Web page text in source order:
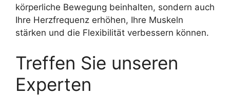
körperliche Bewegung beinhalten, sondern auch
Ihre Herzfrequenz erhöhen, Ihre Muskeln
stärken und die Flexibilität verbessern können.
Treffen Sie unseren
Experten